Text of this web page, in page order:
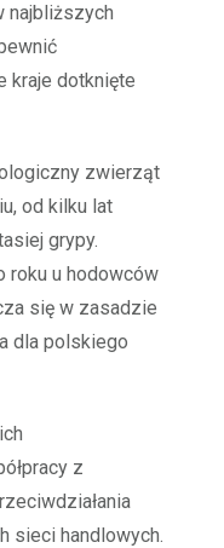
najbliższych
kraje dotknięte
zwierząt
od kilku lat
grypy.
roku u hodowców
się w zasadzie
dla polskiego
z
sieci handlowych.